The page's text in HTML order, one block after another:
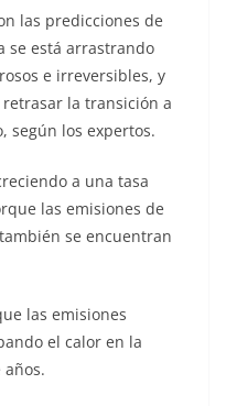
las predicciones de
se está arrastrando
e irreversibles, y
la transición a
según los expertos.
a una tasa
las emisiones de
se encuentran
las emisiones
el calor en la